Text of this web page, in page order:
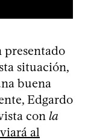
presentado
situación,
buena
Edgardo
con la
al